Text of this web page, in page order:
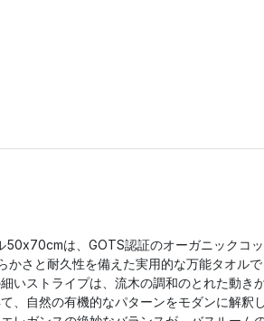
は、GOTS認証のオーガニックコッ
かさと耐久性を備えた実用的な万能タオルで
いストライプは、流木の調和のとれた動き
、自然の有機的なパターンをモダンに解釈し